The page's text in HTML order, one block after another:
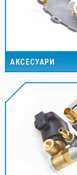
АКСЕСУАРИ